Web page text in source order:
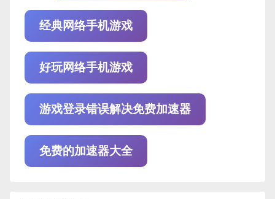
经典网络手机游戏
好玩网络手机游戏
游戏登录错误解决免费加速器
免费的加速器大全